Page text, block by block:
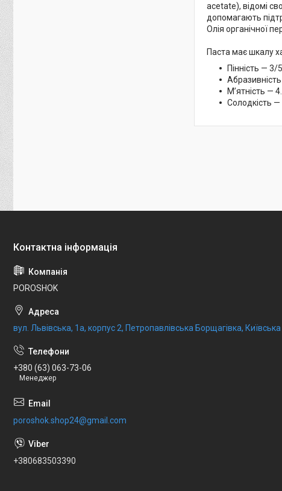
acetate), відомі
допомагають
Олія органічної
Паста має шкалу
Пінність — 3/5
М’ятність —
Солодкість
POROSHOK
вул. Львівська, 1а, корпус 2, Петропавлівська Борщагівка,
+380 (63) 063-73-06
Менеджер
poroshok.shop24@gmail.com
+380683503390